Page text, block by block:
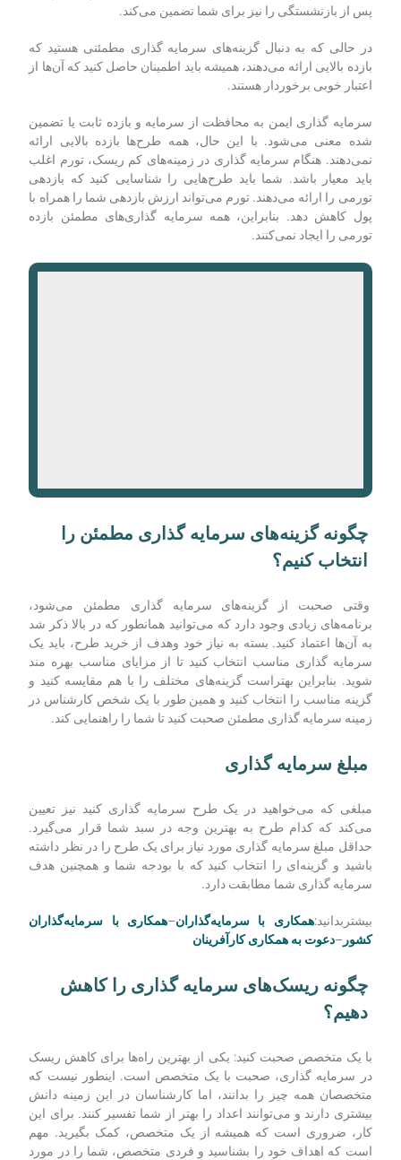
پس از بازنشستگی را نیز برای شما تضمین می‌کند.
در حالی که به دنبال گزینه‌های سرمایه گذاری مطمئنی هستید که
بازده بالایی ارائه می‌دهند، همیشه باید اطمینان حاصل کنید که آن‌ها از
اعتبار خوبی برخوردار هستند.
سرمایه گذاری ایمن به محافظت از سرمایه و بازده ثابت یا تضمین
شده معنی می‌شود. با این حال، همه طرح‌ها بازده بالایی ارائه
نمی‌دهند. هنگام سرمایه‌ گذاری در زمینه‌های کم ریسک، تورم اغلب
باید معیار باشد. شما باید طرح‌هایی را شناسایی کنید که بازدهی
تورمی را ارائه می‌دهند. تورم می‌تواند ارزش بازدهی شما را همراه با
پول کاهش دهد. بنابراین، همه سرمایه‌ گذاری‌های مطمئن بازده
تورمی را ایجاد نمی‌کنند.
چگونه گزینه‌های سرمایه گذاری مطمئن را
انتخاب کنیم؟
وقتی صحبت از گزینه‌های سرمایه گذاری مطمئن می‌شود،
برنامه‌های زیادی وجود دارد که می‌توانید همانطور که در بالا ذکر شد
به آن‌ها اعتماد کنید. بسته به نیاز خود وهدف از خرید طرح، باید یک
سرمایه گذاری مناسب انتخاب کنید تا از مزایای مناسب بهره مند
شوید. بنابراین بهتراست گزینه‌‌های مختلف را با هم مقایسه کنید و
گزینه مناسب را انتخاب کنید و همین طور با یک شخص کارشناس در
زمینه سرمایه گذاری مطمئن صحبت کنید تا شما را راهنمایی کند.
مبلغ سرمایه گذاری
مبلغی که می‌خواهید در یک طرح سرمایه گذاری کنید نیز تعیین
می‌کند که کدام طرح به بهترین وجه در سبد شما قرار می‌گیرد.
حداقل مبلغ سرمایه گذاری مورد نیاز برای یک طرح را در نظر داشته
باشید و گزینه‌ای را انتخاب کنید که با بودجه شما و همچنین هدف
سرمایه گذاری شما مطابقت دارد.
بیشتربدانید:همکاری با سرمایه‌گذاران–همکاری با سرمایه‌گذاران
کشور –دعوت به همکاری کارآفرینان
چگونه ریسک‌های سرمایه گذاری را کاهش
دهیم؟
با یک متخصص صحبت کنید: یکی از بهترین راه‌‌ها برای کاهش ریسک
در سرمایه ‌گذاری، صحبت با یک متخصص است. اینطور نیست که
متخصصان همه چیز را بدانند، اما کارشناسان در این زمینه دانش
بیشتری دارند و می‌توانند اعداد را بهتر از شما تفسیر کنند. برای این
کار، ضروری است که همیشه از یک متخصص، کمک بگیرید. مهم
است که اهداف خود را بشناسید و فردی متخصص، شما را در مورد